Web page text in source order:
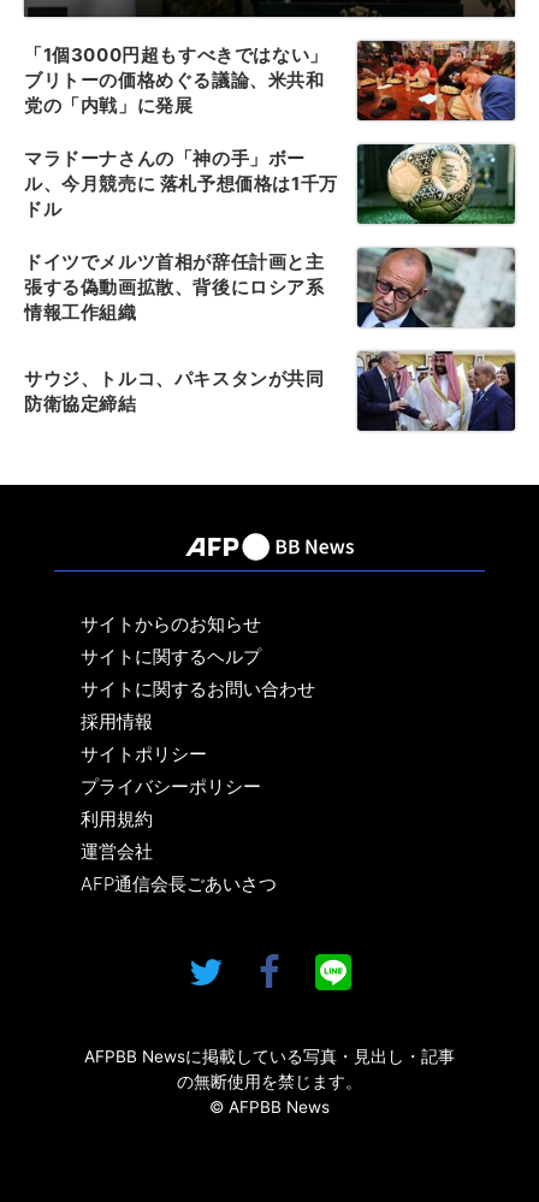
「1個3000円超もすべきではない」
ブリトーの価格めぐる議論、米共和
党の「内戦」に発展
マラドーナさんの「神の手」ボー
ル、今月競売に 落札予想価格は1千万
ドル
ドイツでメルツ首相が辞任計画と主
張する偽動画拡散、背後にロシア系
情報工作組織
サウジ、トルコ、パキスタンが共同
防衛協定締結
サイトからのお知らせ
サイトに関するヘルプ
サイトに関するお問い合わせ
採用情報
サイトポリシー
プライバシーポリシー
利用規約
運営会社
AFP通信会長ごあいさつ
AFPBB Newsに掲載している写真・見出し・記事
の無断使用を禁じます。
© AFPBB News